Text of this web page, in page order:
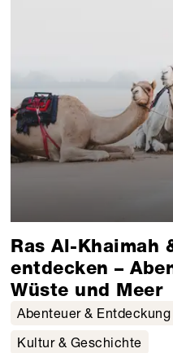
Ras Al-Khaimah
entdecken –
Wüste und Meer
Abenteuer & Entdeckung
Kultur & Geschichte